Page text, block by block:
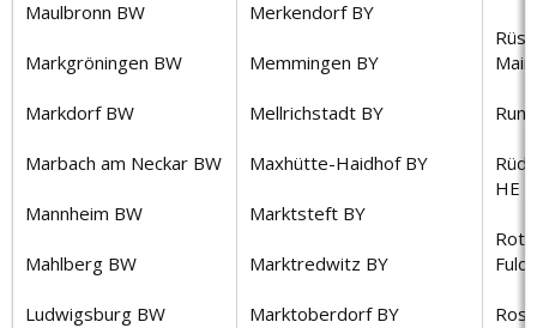
Maulbronn BW
Markgröningen BW
Markdorf BW
Marbach am Neckar BW
Mannheim BW
Mahlberg BW
Ludwigsburg BW
Merkendorf BY
Memmingen BY
Mellrichstadt BY
Maxhütte-Haidhof BY
Marktsteft BY
Marktredwitz BY
Marktoberdorf BY
HE